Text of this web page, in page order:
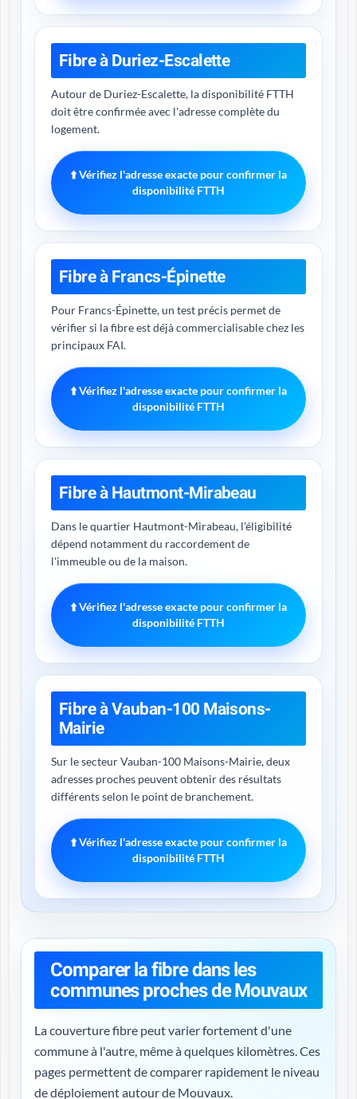
Fibre à Duriez-Escalette
Autour de Duriez-Escalette, la disponibilité FTTH
doit être confirmée avec l'adresse complète du
logement.
⬆️ Vérifiez l'adresse exacte pour confirmer la
disponibilité FTTH
Fibre à Francs-Épinette
Pour Francs-Épinette, un test précis permet de
vérifier si la fibre est déjà commercialisable chez les
principaux FAI.
⬆️ Vérifiez l'adresse exacte pour confirmer la
disponibilité FTTH
Fibre à Hautmont-Mirabeau
Dans le quartier Hautmont-Mirabeau, l'éligibilité
dépend notamment du raccordement de
l'immeuble ou de la maison.
⬆️ Vérifiez l'adresse exacte pour confirmer la
disponibilité FTTH
Fibre à Vauban-100 Maisons-
Mairie
Sur le secteur Vauban-100 Maisons-Mairie, deux
adresses proches peuvent obtenir des résultats
différents selon le point de branchement.
⬆️ Vérifiez l'adresse exacte pour confirmer la
disponibilité FTTH
Comparer la fibre dans les
communes proches de Mouvaux
La couverture fibre peut varier fortement d'une
commune à l'autre, même à quelques kilomètres. Ces
pages permettent de comparer rapidement le niveau
de déploiement autour de Mouvaux.